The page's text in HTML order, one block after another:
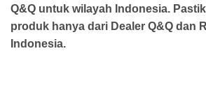
Q&Q untuk wilayah Indonesia.
produk hanya dari Dealer Q&Q dan
Indonesia.